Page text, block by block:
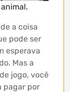
a coisa
pode ser
esperava
Mas a
jogo, você
pagar por